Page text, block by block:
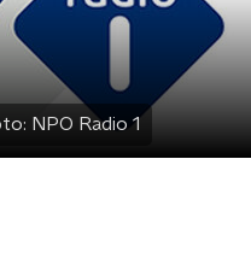
NPO Radio 1